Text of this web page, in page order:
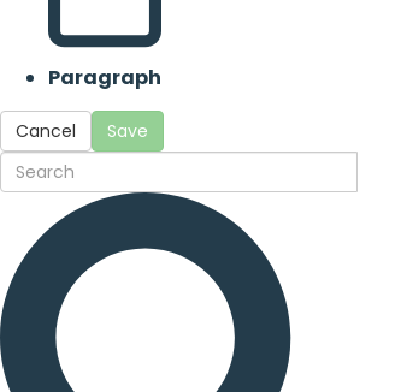
Paragraph
Cancel Save